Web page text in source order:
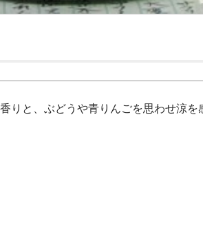
と、ぶどうや青りんごを思わせ涼